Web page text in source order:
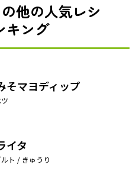
他の人気レシ
キング
そマヨディップ
イタ
ト / きゅうり